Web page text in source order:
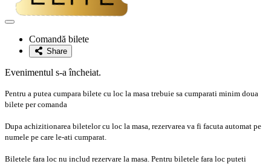
Adaugă
favoriteComandă bilete
Share
Evenimentul s-a încheiat.
Pentru a putea cumpara bilete cu loc la masa trebuie sa cumparati minim doua
bilete per comanda
Dupa achizitionarea biletelor cu loc la masa, rezervarea va fi facuta automat pe
numele pe care le-ati cumparat.
Biletele fara loc nu includ rezervare la masa. Pentru biletele fara loc puteti